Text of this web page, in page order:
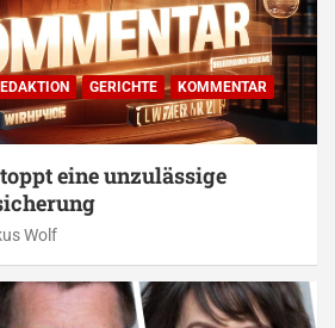
GERICHTE
KOMMENTAR
eine unzulässige
Wolf